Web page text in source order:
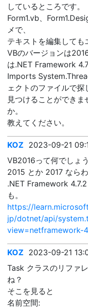
しているところです。
Form1.vb、
メで、
テキストを編集しても
VBのバージョンは
は.NET Framework
Imports
ェクトのファイルで探
見つけることができ
か。
教えてください。
KOZ 2023-09-21
VB2016って何でしょ
2015 とか 2017 ならわ
.NET Framework
も。
https://
jp/dotnet/api/
view=netframework-
KOZ 2023-09-21
Task クラスのリファ
ね？
そこを見ると
名前空間: